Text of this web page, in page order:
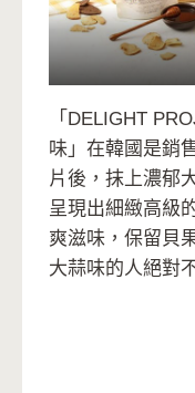
「DELIGHT
味」在韓國是銷
片後，抹上濃郁
呈現出細緻高級
爽滋味，保留貝
大蒜味的人絕對